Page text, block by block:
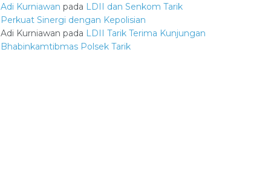
Adi Kurniawan pada LDII dan Senkom Tarik
Perkuat Sinergi dengan Kepolisian
Adi Kurniawan pada LDII Tarik Terima Kunjungan
Bhabinkamtibmas Polsek Tarik